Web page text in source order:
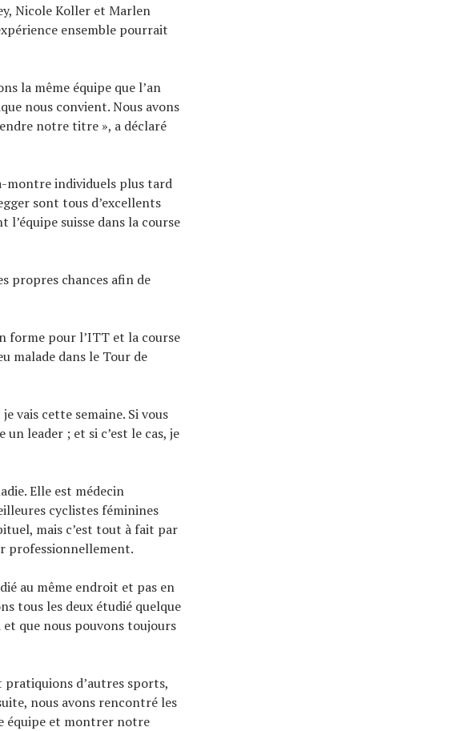
Nicole Koller et Marlen
ensemble pourrait
la même équipe que l’an
nous convient. Nous avons
notre titre », a déclaré
montre individuels plus tard
sont tous d’excellents
suisse dans la course
propres chances afin de
forme pour l’ITT et la course
malade dans le Tour de
vais cette semaine. Si vous
un leader ; et si c’est le cas, je
Elle est médecin
cyclistes féminines
mais c’est tout à fait par
professionnellement.
au même endroit et pas en
tous les deux étudié quelque
et que nous pouvons toujours
d’autres sports,
nous avons rencontré les
équipe et montrer notre